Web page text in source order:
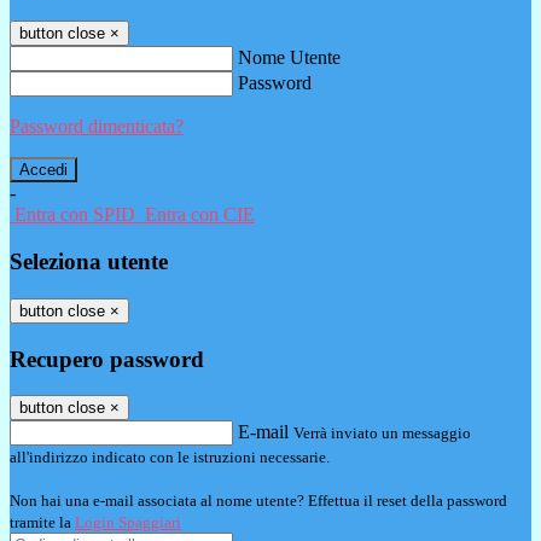
button close ×
Nome Utente
Password
Password dimenticata?
-
Entra con SPID Entra con CIE
Seleziona utente
button close ×
Recupero password
button close ×
E-mail Verrà inviato un messaggio
all'indirizzo indicato con le istruzioni necessarie.
Non hai una e-mail associata al nome utente? Effettua il reset della password
tramite la Login Spaggiari